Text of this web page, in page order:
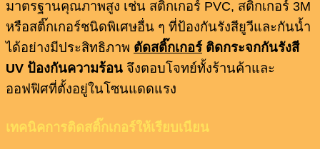
มาตรฐานคุณภาพสูง เช่น สติ๊กเกอร์ PVC, สติ๊กเกอร์ 3M
หรือสติ๊กเกอร์ชนิดพิเศษอื่น ๆ ที่ป้องกันรังสียูวีและกันน้ำ
ได้อย่างมีประสิทธิภาพ ตัดสติ๊กเกอร์ติดกระจกกันรังสี
UV ป้องกันความร้อน จึงตอบโจทย์ทั้งร้านค้าและ
ออฟฟิศที่ตั้งอยู่ในโซนแดดแรง
เทคนิคการติดสติ๊กเกอร์ให้เรียบเนียน